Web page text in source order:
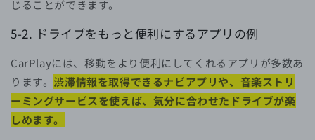
じることができます。
5-2. ドライブをもっと便利にするアプリの例
CarPlayには、移動をより便利にしてくれるアプリが多数あ
ります。渋滞情報を取得できるナビアプリや、音楽ストリ
ーミングサービスを使えば、気分に合わせたドライブが楽
しめます。